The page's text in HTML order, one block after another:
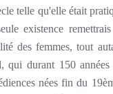
telle qu'elle était
existence
des femmes, tout
qui durant 150
nées fin du